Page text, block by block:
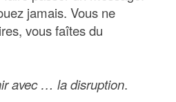
jamais. Vous ne
vous faîtes du
avec … la disruption.